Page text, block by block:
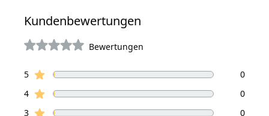
Kundenbewertungen
Bewertungen
Bewertungen
5Sterne Bewertungen
0
4Sterne Bewertungen
0
3Sterne Bewertungen
0